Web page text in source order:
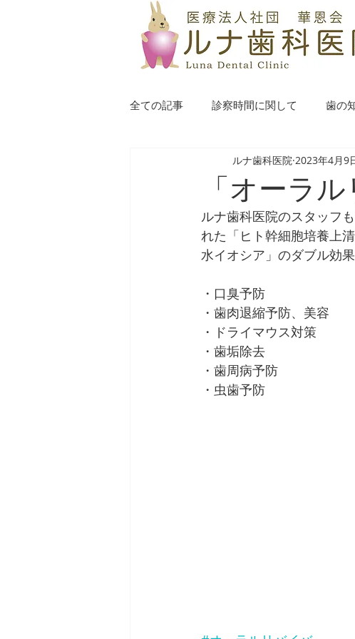
全ての記事 診察時間に関して 歯の
「オーラ
ルナ歯科医院 2023年4月9
ルナ歯科医院のスタッフ
れた「ヒト幹細胞培養上
水イオシア」のダブル効果
・口臭予防
・歯肉退縮予防、美容
・ドライマウス対策
・歯垢除去
・歯周病予防
・虫歯予防